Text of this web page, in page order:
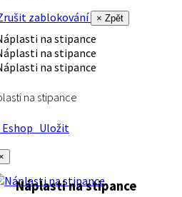
zablokování
× Zpět
na stipance
Uložit
Náplasti na stipance